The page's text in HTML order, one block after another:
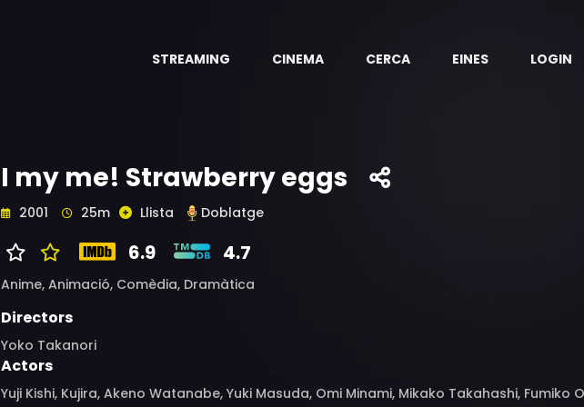
STREAMING CINEMA CERCA EINES LOGIN
I my me! Strawberry eggs
2001 25m Llista Doblatge
6.9 4.7
Anime, Animació, Comèdia, Dramàtica
Directors
Yoko Takanori
Actors
Yuji Kishi, Kujira, Akeno Watanabe, Yuki Masuda, Omi Minami, Mikako Takahashi, Fumiko